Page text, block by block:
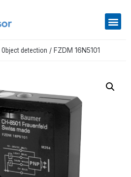
Object detection / FZDM 16N5101